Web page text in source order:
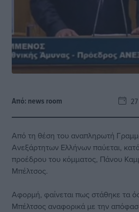
Από: news room
Από τη θέση του αναπληρωτή
Ανεξάρτητων Ελλήνων παύεται,
προέδρου του κόμματος, Πάνου
Μπέλτσος.
Αφορμή, φαίνεται πως στάθηκε τα
Μπέλτσος αναφορικά με την